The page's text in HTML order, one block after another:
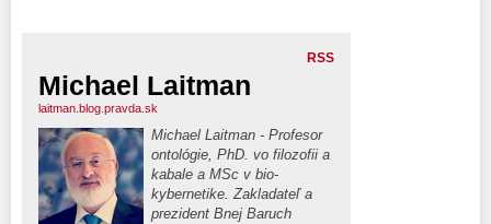
RSS
Michael Laitman
laitman.blog.pravda.sk
Michael Laitman - Profesor
ontológie, PhD. vo filozofii a
kabale a MSc v bio-
kybernetike. Zakladateľ a
prezident Bnej Baruch